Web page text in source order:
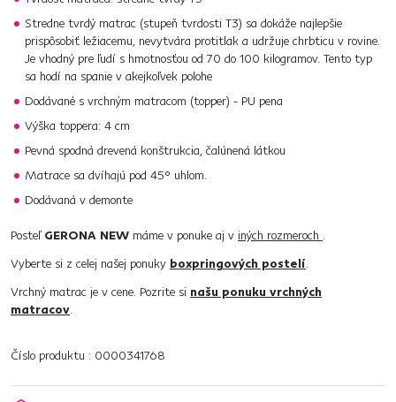
Stredne tvrdý matrac (stupeň tvrdosti T3) sa dokáže najlepšie
prispôsobiť ležiacemu, nevytvára protitlak a udržuje chrbticu v rovine.
Je vhodný pre ľudí s hmotnosťou od 70 do 100 kilogramov. Tento typ
sa hodí na spanie v akejkoľvek polohe
Dodávané s vrchným matracom (topper) - PU pena
Výška toppera: 4 cm
Pevná spodná drevená konštrukcia, čalúnená látkou
Matrace sa dvíhajú pod 45° uhlom.
Dodávaná v demonte
Posteľ GERONA NEW máme v ponuke aj v iných rozmeroch .
Vyberte si z celej našej ponuky boxpringových postelí.
Vrchný matrac je v cene. Pozrite si našu ponuku vrchných
matracov.
Číslo produktu : 0000341768